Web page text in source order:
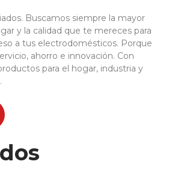
Buscamos siempre la mayor
y la calidad que te mereces para
a tus electrodomésticos. Porque
ahorro e innovación. Con
para el hogar, industria y